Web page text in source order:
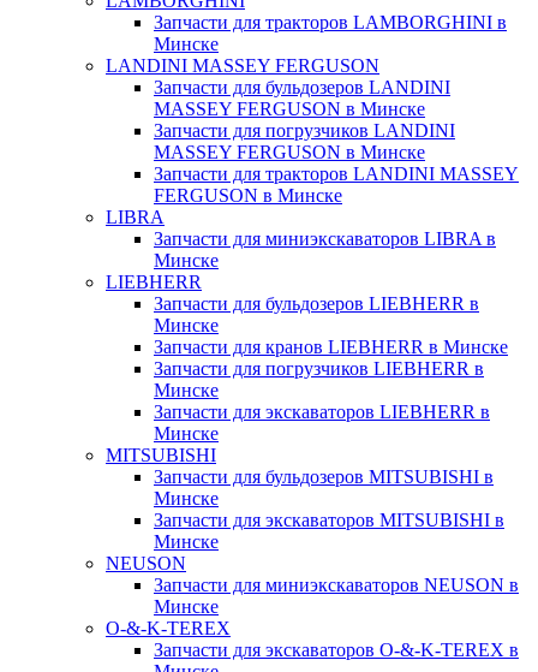
Запчасти для тракторов LAMBORGHINI в
Минске
LANDINI MASSEY FERGUSON
Запчасти для бульдозеров LANDINI
MASSEY FERGUSON в Минске
Запчасти для погрузчиков LANDINI
MASSEY FERGUSON в Минске
Запчасти для тракторов LANDINI MASSEY
FERGUSON в Минске
LIBRA
Запчасти для миниэкскаваторов LIBRA в
Минске
LIEBHERR
Запчасти для бульдозеров LIEBHERR в
Минске
Запчасти для кранов LIEBHERR в Минске
Запчасти для погрузчиков LIEBHERR в
Минске
Запчасти для экскаваторов LIEBHERR в
Минске
MITSUBISHI
Запчасти для бульдозеров MITSUBISHI в
Минске
Запчасти для экскаваторов MITSUBISHI в
Минске
NEUSON
Запчасти для миниэкскаваторов NEUSON в
Минске
O-&-K-TEREX
Запчасти для экскаваторов O-&-K-TEREX в